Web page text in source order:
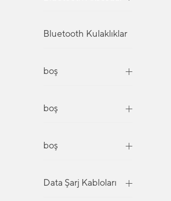
Bluetooth Kulaklıklar
boş
boş
boş
Data Şarj Kabloları